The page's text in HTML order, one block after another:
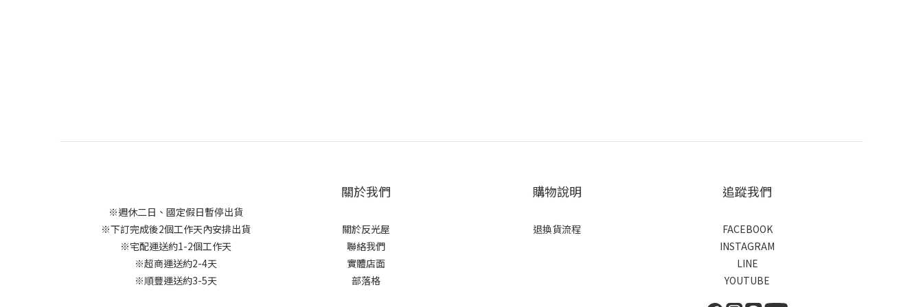
※週休二日、國定假日暫停出貨
※下訂完成後2個工作天內安排出貨
※宅配運送約1-2個工作天
※超商運送約2-4天
※順豐運送約3-5天
關於我們
關於反光屋
聯絡我們
實體店面
部落格
購物說明
退換貨流程
追蹤我們
FACEBOOK
INSTAGRAM
LINE
YOUTUBE